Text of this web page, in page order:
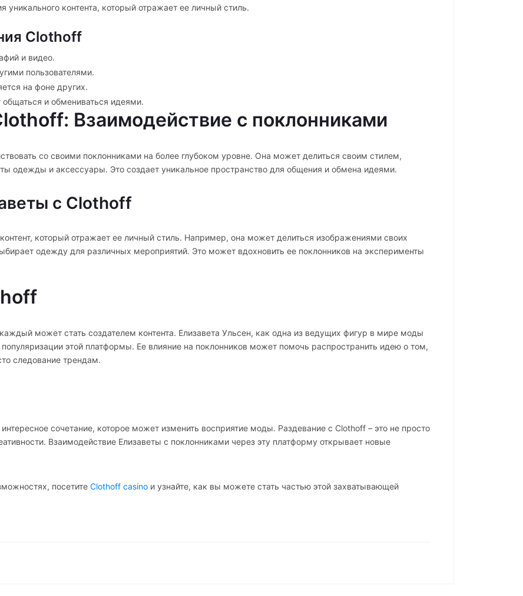
контента, который отражает ее личный стиль.
Clothoff
и видео.
пользователями.
на фоне других.
и обмениваться идеями.
Взаимодействие с поклонниками
со своими поклонниками на более глубоком уровне. Она может делиться своим стилем,
одежды и аксессуары. Это создает уникальное пространство для общения и обмена идеями.
с Clothoff
который отражает ее личный стиль. Например, она может делиться изображениями своих
одежду для различных мероприятий. Это может вдохновить ее поклонников на эксперименты
может стать создателем контента. Елизавета Ульсен, как одна из ведущих фигур в мире моды
этой платформы. Ее влияние на поклонников может помочь распространить идею о том,
следование трендам.
сочетание, которое может изменить восприятие моды. Раздевание с Clothoff – это не просто
Взаимодействие Елизаветы с поклонниками через эту платформу открывает новые
посетите Clothoff casino и узнайте, как вы можете стать частью этой захватывающей